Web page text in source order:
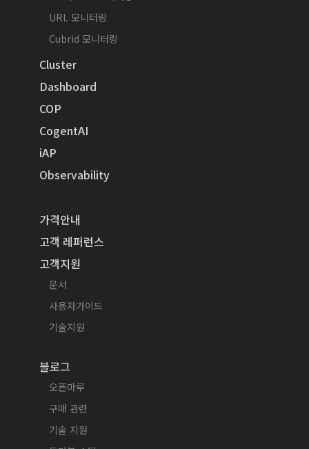
URL 모니터링
Cubrid 모니터링
Cluster
Dashboard
COP
CogentAI
iAP
Observability
가격안내
고객 레퍼런스
고객지원
문서
사용자가이드
기술지원
블로그
오픈마루
구매 관련
기술 지원